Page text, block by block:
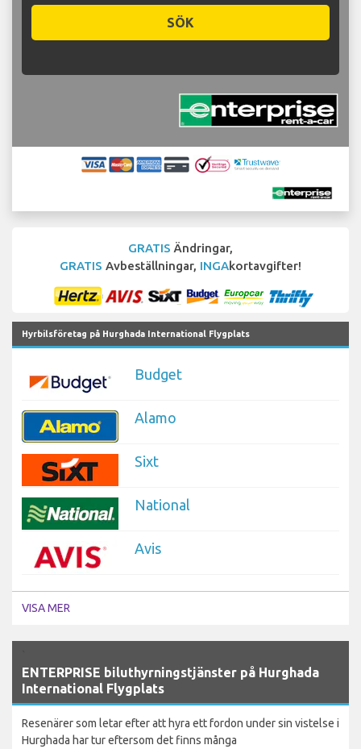
SÖK
GRATIS Ändringar,
GRATIS Avbeställningar, INGAkortavgifter!
Hyrbilsföretag på Hurghada International Flygplats
Budget
Alamo
Sixt
National
Avis
VISA MER
ENTERPRISE biluthyrningstjänster på Hurghada
International Flygplats
Resenärer som letar efter att hyra ett fordon under sin vistelse i
Hurghada har tur eftersom det finns många